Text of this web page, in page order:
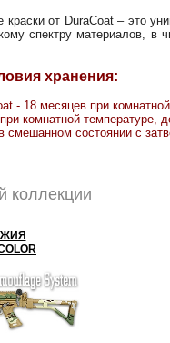
краски от DuraCoat – это
спектру материалов, в
хранения:
- 18 месяцев при
комнатной температуре,
состоянии с
коллекции